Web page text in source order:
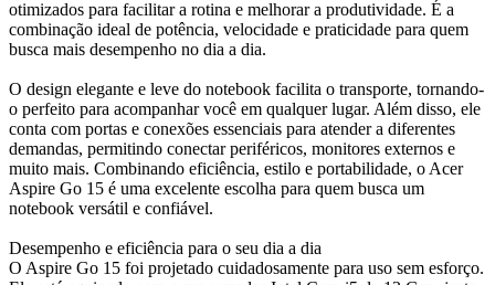
otimizados para facilitar a rotina e melhorar a produtividade. É a
combinação ideal de potência, velocidade e praticidade para quem
busca mais desempenho no dia a dia.
O design elegante e leve do notebook facilita o transporte, tornando-
o perfeito para acompanhar você em qualquer lugar. Além disso, ele
conta com portas e conexões essenciais para atender a diferentes
demandas, permitindo conectar periféricos, monitores externos e
muito mais. Combinando eficiência, estilo e portabilidade, o Acer
Aspire Go 15 é uma excelente escolha para quem busca um
notebook versátil e confiável.
Desempenho e eficiência para o seu dia a dia
O Aspire Go 15 foi projetado cuidadosamente para uso sem esforço.